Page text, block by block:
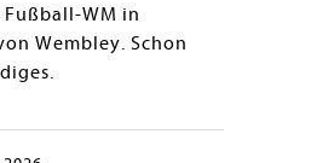
Fußball-WM in
Wembley. Schon